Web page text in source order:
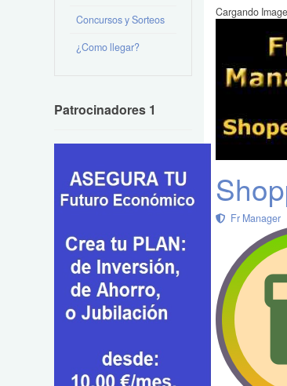
Cargando
Fr Manager
Concursos y Sorteos
¿Como llegar?
Patrocinadores 1